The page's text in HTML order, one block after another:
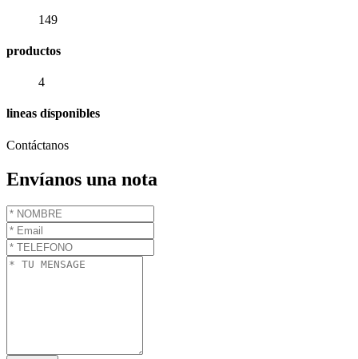
149
productos
4
lineas dísponibles
Contáctanos
Envíanos una nota